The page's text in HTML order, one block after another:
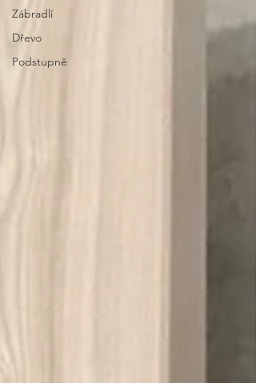
Zábradlí
Dřevo
Podstupně